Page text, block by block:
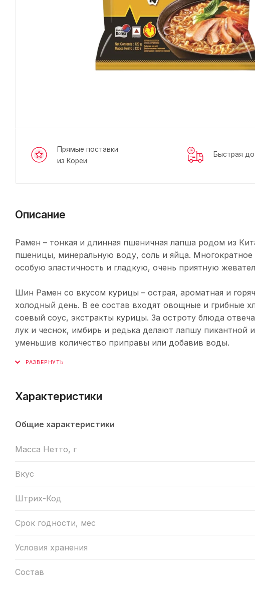
Прямые поставки
из Кореи
Быстрая
Описание
Рамен – тонкая и длинная пшеничная лапша родом из
пшеницы, минеральную воду, соль и яйца. Многократное
особую эластичность и гладкую, очень приятную
Шин Рамен со вкусом курицы – острая, ароматная и
холодный день. В ее состав входят овощные и грибные
соевый соус, экстракты курицы. За остроту блюда
лук и чеснок, имбирь и редька делают лапшу
уменьшив количество приправы или добавив воды.
Характеристики
Общие характеристики
Масса Нетто, г
Вкус
Штрих-Код
Срок годности, мес
Условия хранения
Состав